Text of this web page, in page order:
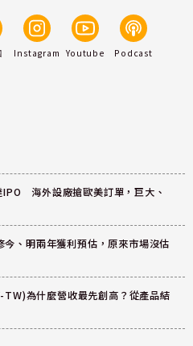
Instagram Youtube Podcast
IPO 海外設廠搶歐美訂單，巨大、
、明兩年獲利預估，原來市場沒估
為什麼營收最先創高？從產品結